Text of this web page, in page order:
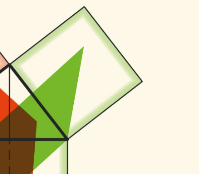
квад­раты были запол­нены пол­но­стью —
и визу­ально этому могут помочь
с «запа­сами» песка или воды.